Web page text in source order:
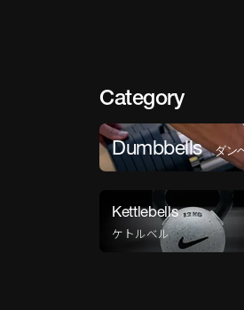
Category
Dumbbells ダン
Kettlebells
ケトルベル